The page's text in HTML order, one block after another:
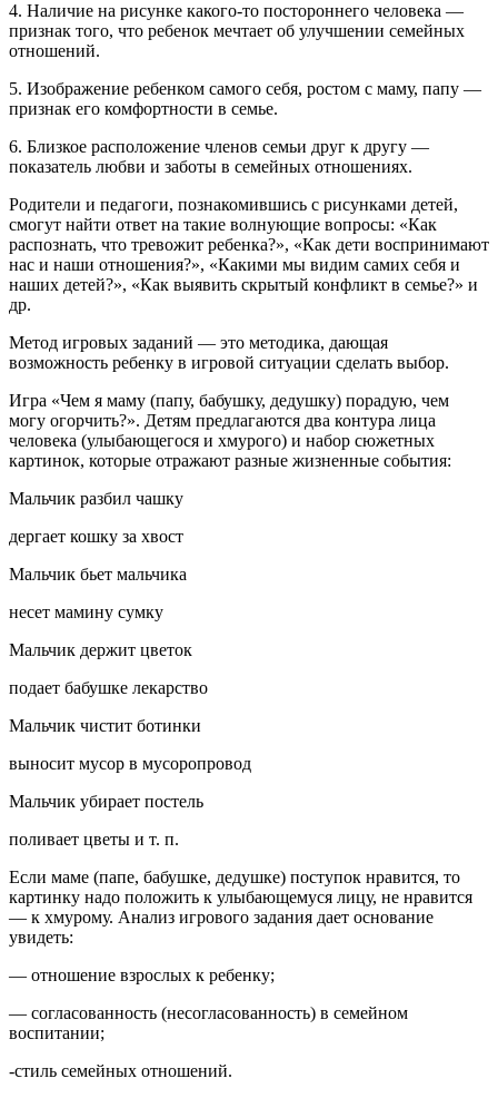
4. Наличие на рисунке какого-то постороннего человека —
признак того, что ребенок мечтает об улучшении семейных
отношений.
5. Изображение ребенком самого себя, ростом с маму, папу —
признак его комфортности в семье.
6. Близкое расположение членов семьи друг к другу —
показатель любви и заботы в семейных отношениях.
Родители и педагоги, познакомившись с рисунками детей,
смогут найти ответ на такие волнующие вопросы: «Как
распознать, что тревожит ребенка?», «Как дети воспринимают
нас и наши отношения?», «Какими мы видим самих себя и
наших детей?», «Как выявить скрытый конфликт в семье?» и
др.
Метод игровых заданий — это методика, дающая
возможность ребенку в игровой ситуации сделать выбор.
Игра «Чем я маму (папу, бабушку, дедушку) порадую, чем
могу огорчить?». Детям предлагаются два контура лица
человека (улыбающегося и хмурого) и набор сюжетных
картинок, которые отражают разные жизненные события:
Мальчик разбил чашку
дергает кошку за хвост
Мальчик бьет мальчика
несет мамину сумку
Мальчик держит цветок
подает бабушке лекарство
Мальчик чистит ботинки
выносит мусор в мусоропровод
Мальчик убирает постель
поливает цветы и т. п.
Если маме (папе, бабушке, дедушке) поступок нравится, то
картинку надо положить к улыбающемуся лицу, не нравится
— к хмурому. Анализ игрового задания дает основание
увидеть:
— отношение взрослых к ребенку;
— согласованность (несогласованность) в семейном
воспитании;
-стиль семейных отношений.